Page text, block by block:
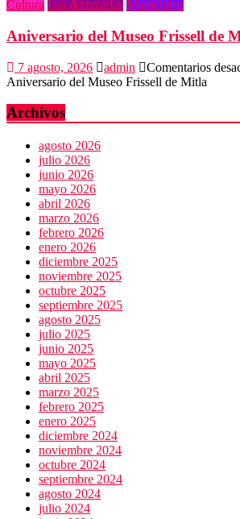
Cultura Las destacadas Municipios
Aniversario del Museo Frissell de
7 agosto, 2026 admin Comentarios
Aniversario del Museo Frissell de Mitla
Archivos
agosto 2026
julio 2026
junio 2026
mayo 2026
abril 2026
marzo 2026
febrero 2026
enero 2026
diciembre 2025
noviembre 2025
octubre 2025
septiembre 2025
agosto 2025
julio 2025
junio 2025
mayo 2025
abril 2025
marzo 2025
febrero 2025
enero 2025
diciembre 2024
noviembre 2024
octubre 2024
septiembre 2024
agosto 2024
julio 2024